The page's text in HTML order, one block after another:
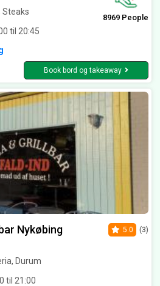
Steaks
til 20:45
8969 People
Book bord og takeaway
Nykøbing
Durum
til 21:00
5.0 (3)